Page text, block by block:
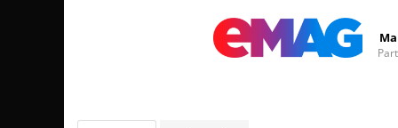
Facebook